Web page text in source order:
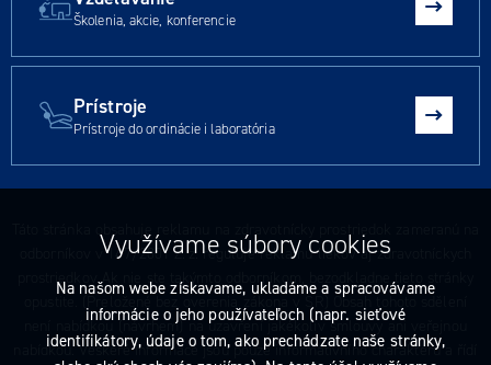
Školenia, akcie, konferencie
Prístroje
Prístroje do ordinácie i laboratória
odborníkov v 147/2001 Z. z. reguluje reklamu liekov aj zdravotníckych
prostriedkov Ak nie ste takýmto odborníkom, bezodkladne tieto stránky
opustite. (Preložené bez overenia zákona v SR) Obsah tohoto sdělení
není nabídkou (návrhem) na uzavření jakékoliv smlouvy ani veřejnou
nabídkou. Veškeré informace jsou pouze informativního charakteru a řídí
Využívame súbory cookies
Na našom webe získavame, ukladáme a spracovávame
informácie o jeho používateľoch (napr. sieťové
identifikátory, údaje o tom, ako prechádzate naše stránky,